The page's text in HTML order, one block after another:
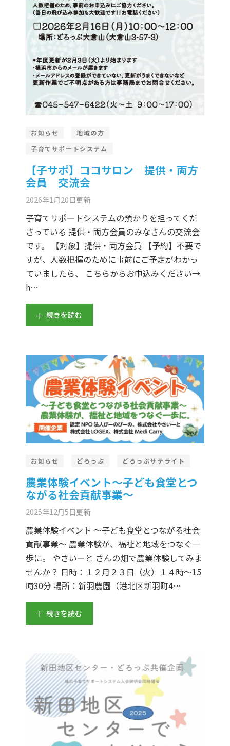
お知らせ
地域の方
子育てサポートシステム
【子サポ】ココサロン 提供・両方
会員 交流会
2026年1月20日更新
子育てサポートシステムの預かりを担ってくだ
さっている 提供・両方会員のみなさんの交流会
です。 【対象】提供・両方会員 【予約】不要で
すが、人数把握のために事前にご予定がわかっ
ていましたら、 こちらからお申込みください→
h…
続きを読む
お知らせ どろっぷ どろっぷサテライト
農業体験イベント～子ども食堂とつ
ながる社会貢献事業～
2025年12月5日更新
農業体験イベント ～子ども食堂とつながる社会
貢献事業～ 農業体験が、福祉と地域をつなぐ一
歩に。 やさいーと さんの畑で農業体験してみま
せんか？ 日時：１２月２３日（火）１４時～15
時30分 場所：新羽農園（港北区新羽町4…
続きを読む